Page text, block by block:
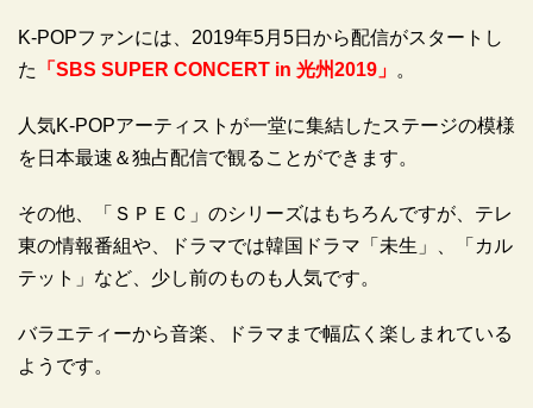
K-POPファンには、2019年5月5日から配信がスタートし
た
「SBS SUPER CONCERT in 光州2019」 。
人気K-POPアーティストが一堂に集結したステージの模様
を日本最速＆独占配信で観ることができます。
その他、「ＳＰＥＣ」のシリーズはもちろんですが、テレ
東の情報番組や、ドラマでは韓国ドラマ「未生」、「カル
テット」など、少し前のものも人気です。
バラエティーから音楽、ドラマまで幅広く楽しまれている
ようです。